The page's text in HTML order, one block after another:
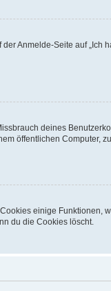
Anmelde-Seite auf „Ich
deines
öffentlichen Computer,
einige Funktionen,
du die Cookies löscht.